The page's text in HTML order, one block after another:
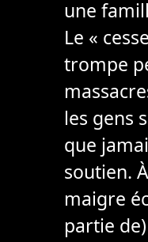
une
Le «
trompe
les gens
que
soutien.
maigre
partie